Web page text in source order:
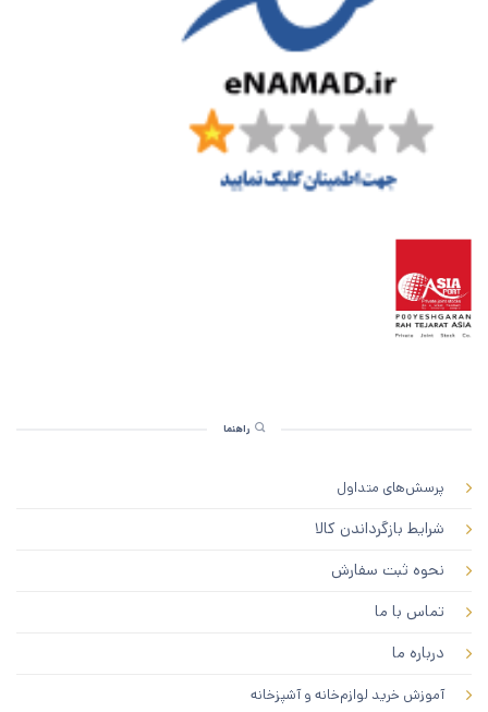
راهنما
پرسش‌های متداول
شرایط بازگرداندن کالا
نحوه ثبت سفارش
تماس با ما
درباره ما
آموزش خرید لوازم‌خانه و آشپزخانه